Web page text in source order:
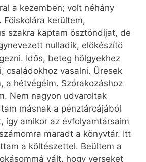
a kezemben; volt néhány
Főiskolára kerültem,
szakra kaptam ösztöndíjat, de
nulladik, előkészítő
Idős, beteg hölgyekhez
családokhoz vasalni. Üresek
a hétvégéim. Szórakozáshoz
Nem nagyon udvaroltak
másnak a pénztárcájából
így amikor az évfolyamtársaim
maradt a könyvtár. Itt
a költészettel. Beültem a
vált, hogy verseket